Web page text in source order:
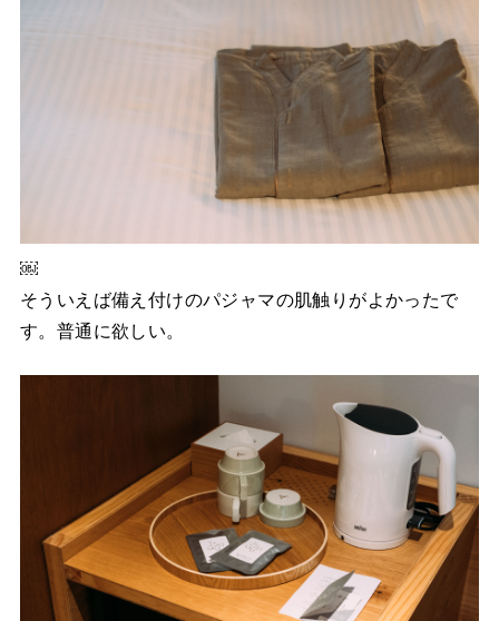
￼
そういえば備え付けのパジャマの肌触りがよかったで
す。普通に欲しい。